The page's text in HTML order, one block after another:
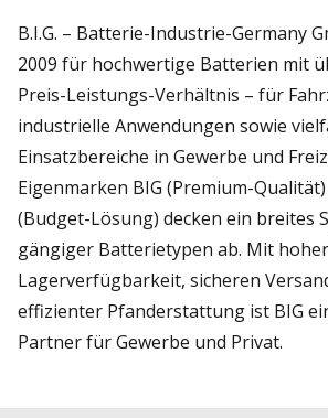
B.I.G. – Batterie-Industrie-Germany
2009 für hochwertige Batterien mit
Preis-Leistungs-Verhältnis – für
industrielle Anwendungen sowie
Einsatzbereiche in Gewerbe und
Eigenmarken BIG (Premium-
(Budget-Lösung) decken ein breites
gängiger Batterietypen ab. Mit hoher
Lagerverfügbarkeit, sicheren
effizienter Pfanderstattung ist BIG
Partner für Gewerbe und Privat.